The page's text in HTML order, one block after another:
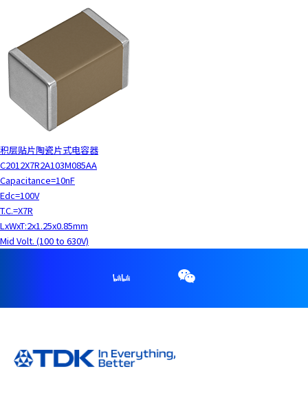
积层贴片陶瓷片式电容器
C2012X7R2A103M085AA
Capacitance=10nF
Edc=100V
T.C.=X7R
LxWxT:2x1.25x0.85mm
Mid Volt. (100 to 630V)